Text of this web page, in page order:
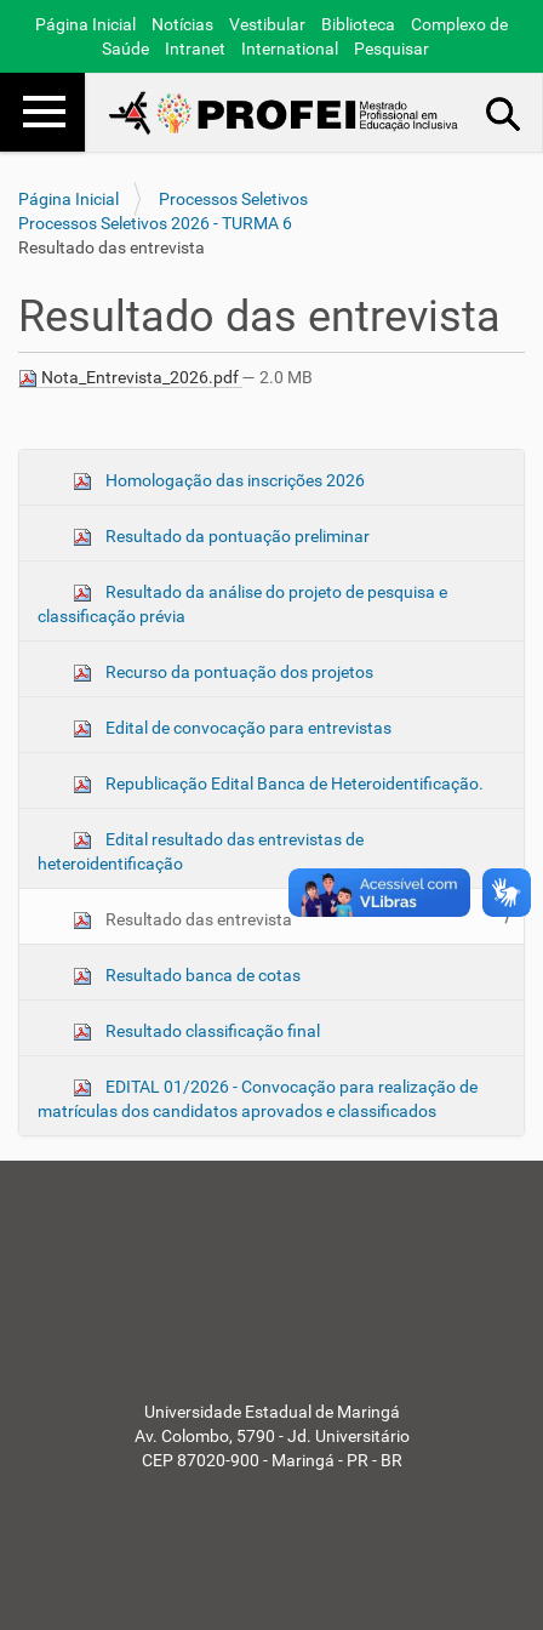
Página Inicial Notícias Vestibular Biblioteca
Complexo de
Saúde
Intranet International Pesquisar
Toggle navigation
Página Inicial
Processos Seletivos
Processos Seletivos 2026 - TURMA 6
Resultado das entrevista
Homologação das inscrições 2026
Resultado da pontuação preliminar
Resultado da análise do projeto de pesquisa e
classificação prévia
Recurso da pontuação dos projetos
Edital de convocação para entrevistas
Republicação Edital Banca de Heteroidentificação.
Edital resultado das entrevistas de
heteroidentificação
Resultado das entrevista
Resultado banca de cotas
Resultado classificação final
EDITAL 01/2026 - Convocação para realização de
matrículas dos candidatos aprovados e classificados
Resultado das entrevista
Nota_Entrevista_2026.pdf— 2.0 MB
Universidade Estadual de Maringá
Av. Colombo, 5790 - Jd. Universitário
CEP 87020-900 - Maringá - PR - BR